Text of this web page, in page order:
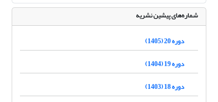
شماره‌های پیشین نشریه
دوره 20 (1405)
دوره 19 (1404)
دوره 18 (1403)